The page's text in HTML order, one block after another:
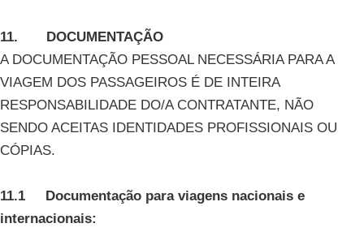
11. DOCUMENTAÇÃO
A DOCUMENTAÇÃO PESSOAL NECESSÁRIA PARA A
VIAGEM DOS PASSAGEIROS É DE INTEIRA
RESPONSABILIDADE DO/A CONTRATANTE, NÃO
SENDO ACEITAS IDENTIDADES PROFISSIONAIS OU
CÓPIAS.
11.1 Documentação para viagens nacionais e
internacionais: